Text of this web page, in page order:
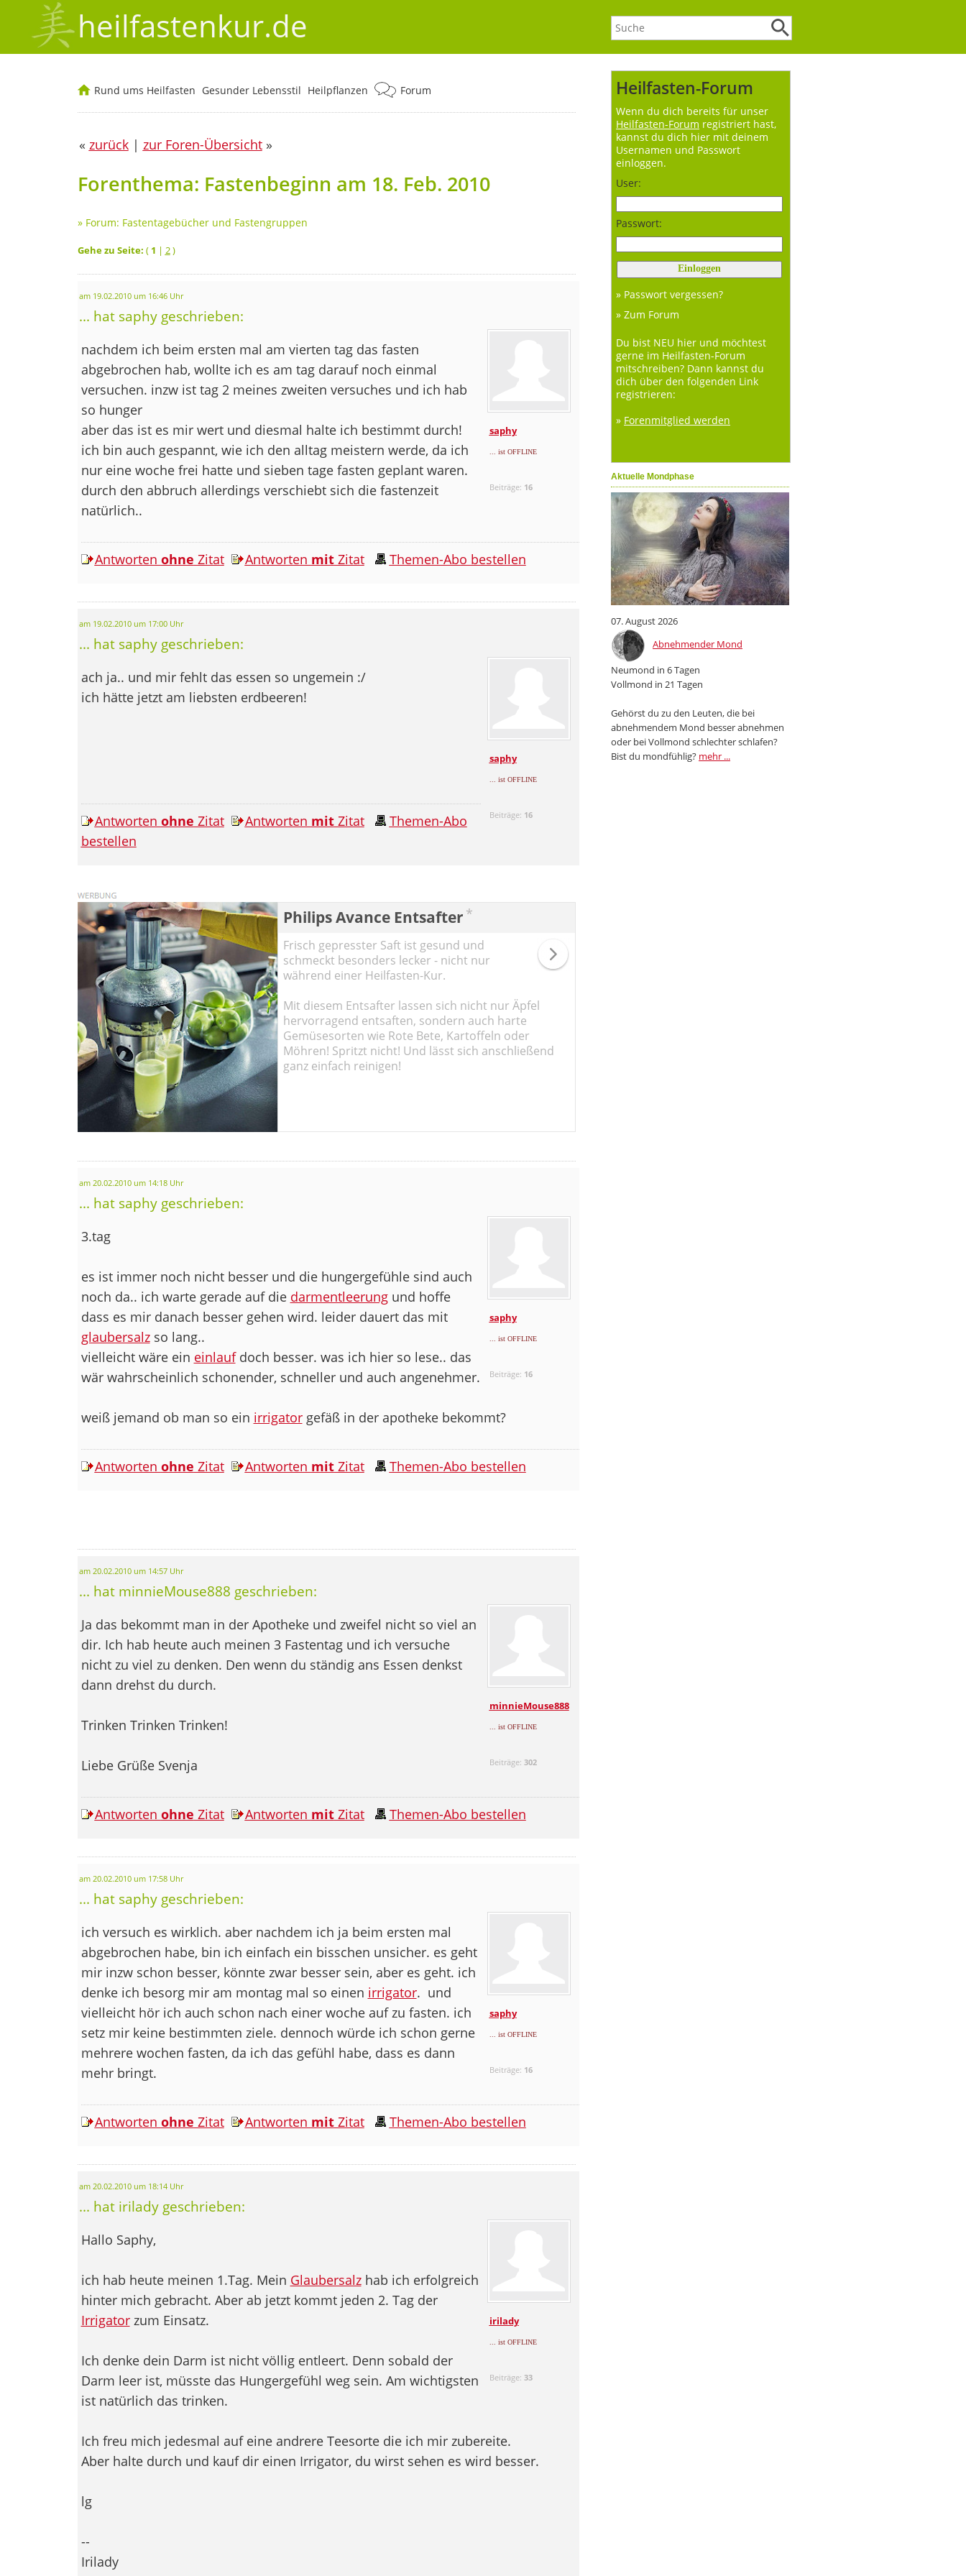
heilfastenkur.de
Heilfasten-Forum
Wenn du dich bereits für unser
Heilfasten-Forum registriert hast,
kannst du dich hier mit deinem
Usernamen und Passwort
einloggen.
User:
Passwort:
» Passwort vergessen?
» Zum Forum
Du bist NEU hier und möchtest
gerne im Heilfasten-Forum
mitschreiben? Dann kannst du
dich über den folgenden Link
registrieren:
» Forenmitglied werden
Aktuelle Mondphase
07. August 2026
Abnehmender Mond
Neumond in 6 Tagen
Vollmond in 21 Tagen
Gehörst du zu den Leuten, die bei
abnehmendem Mond besser abnehmen
oder bei Vollmond schlechter schlafen?
Bist du mondfühlig? mehr ...
Rund ums Heilfasten Gesunder Lebensstil Heilpflanzen Forum
« zurück| zur Foren-Übersicht»
Forenthema: Fastenbeginn am 18. Feb. 2010
» Forum: Fastentagebücher und Fastengruppen
Gehe zu Seite: ( 1 | 2)
am 19.02.2010 um 16:46 Uhr
... hat saphy geschrieben:
saphy
... ist OFFLINE
Beiträge: 16
nachdem ich beim ersten mal am vierten tag das fasten
abgebrochen hab, wollte ich es am tag darauf noch einmal
versuchen. inzw ist tag 2 meines zweiten versuches und ich hab
so hunger
aber das ist es mir wert und diesmal halte ich bestimmt durch!
ich bin auch gespannt, wie ich den alltag meistern werde, da ich
nur eine woche frei hatte und sieben tage fasten geplant waren.
durch den abbruch allerdings verschiebt sich die fastenzeit
natürlich..
Antworten ohne Zitat Antworten mitZitat Themen-Abo bestellen
am 19.02.2010 um 17:00 Uhr
... hat saphy geschrieben:
saphy
... ist OFFLINE
Beiträge: 16
ach ja.. und mir fehlt das essen so ungemein :/
ich hätte jetzt am liebsten erdbeeren!
Antworten ohne Zitat Antworten mitZitat
Themen-Abo
bestellen
Philips Avance Entsafter *
Frisch gepresster Saft ist gesund und
schmeckt besonders lecker - nicht nur
während einer Heilfasten-Kur.
Mit diesem Entsafter lassen sich nicht nur Äpfel
hervorragend entsaften, sondern auch harte
Gemüsesorten wie Rote Bete, Kartoffeln oder
Möhren! Spritzt nicht! Und lässt sich anschließend
ganz einfach reinigen!
am 20.02.2010 um 14:18 Uhr
... hat saphy geschrieben:
saphy
... ist OFFLINE
Beiträge: 16
3.tag
es ist immer noch nicht besser und die hungergefühle sind auch
noch da.. ich warte gerade auf die darmentleerungund hoffe
dass es mir danach besser gehen wird. leider dauert das mit
glaubersalzso lang..
vielleicht wäre ein einlaufdoch besser. was ich hier so lese.. das
wär wahrscheinlich schonender, schneller und auch angenehmer.
weiß jemand ob man so ein irrigatorgefäß in der apotheke bekommt?
Antworten ohne Zitat Antworten mitZitat Themen-Abo bestellen
am 20.02.2010 um 14:57 Uhr
... hat minnieMouse888 geschrieben:
minnieMouse888
... ist OFFLINE
Beiträge: 302
Ja das bekommt man in der Apotheke und zweifel nicht so viel an
dir. Ich hab heute auch meinen 3 Fastentag und ich versuche
nicht zu viel zu denken. Den wenn du ständig ans Essen denkst
dann drehst du durch.
Trinken Trinken Trinken!
Liebe Grüße Svenja
Antworten ohne Zitat Antworten mitZitat Themen-Abo bestellen
am 20.02.2010 um 17:58 Uhr
... hat saphy geschrieben:
saphy
... ist OFFLINE
Beiträge: 16
ich versuch es wirklich. aber nachdem ich ja beim ersten mal
abgebrochen habe, bin ich einfach ein bisschen unsicher. es geht
mir inzw schon besser, könnte zwar besser sein, aber es geht. ich
denke ich besorg mir am montag mal so einen irrigator. und
vielleicht hör ich auch schon nach einer woche auf zu fasten. ich
setz mir keine bestimmten ziele. dennoch würde ich schon gerne
mehrere wochen fasten, da ich das gefühl habe, dass es dann
mehr bringt.
Antworten ohne Zitat Antworten mitZitat Themen-Abo bestellen
am 20.02.2010 um 18:14 Uhr
... hat irilady geschrieben:
irilady
... ist OFFLINE
Beiträge: 33
Hallo Saphy,
ich hab heute meinen 1.Tag. Mein Glaubersalzhab ich erfolgreich
hinter mich gebracht. Aber ab jetzt kommt jeden 2. Tag der
Irrigatorzum Einsatz.
Ich denke dein Darm ist nicht völlig entleert. Denn sobald der
Darm leer ist, müsste das Hungergefühl weg sein. Am wichtigsten
ist natürlich das trinken.
Ich freu mich jedesmal auf eine andrere Teesorte die ich mir zubereite.
Aber halte durch und kauf dir einen Irrigator, du wirst sehen es wird besser.
lg
--
Irilady